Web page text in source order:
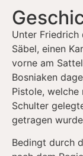
Unter Friedrich
Säbel, einen
vorne am
Bosniaken
Pistole,
Schulter
getragen
Bedingt durch